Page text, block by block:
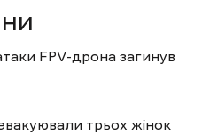
FPV-дрона загинув
трьох жінок